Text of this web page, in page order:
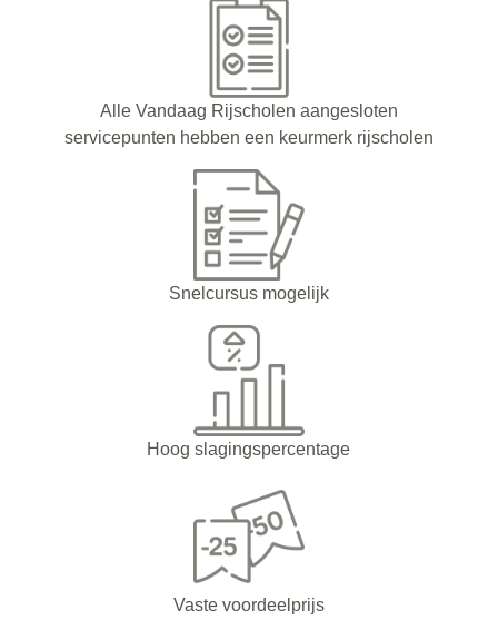
Alle Vandaag Rijscholen aangesloten
servicepunten hebben een keurmerk rijscholen
Snelcursus mogelijk
Hoog slagingspercentage
Vaste voordeelprijs